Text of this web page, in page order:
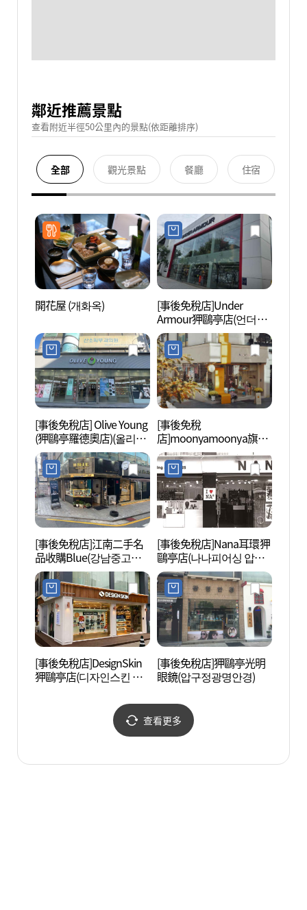
鄰近推薦景點
查看附近半徑50公里內的景點(依距離排序)
全部 觀光景點 餐廳 住宿
開花屋 (개화옥)
[事後免稅店]Under
Armour狎鷗亭店(언더아
머 압구정점)
[事後免稅店] Olive Young
(狎鷗亭羅德奧店)(올리브
영 압구정로데오점)
[事後免稅
店]moonyamoonya旗艦
店(무냐무냐 플래그십스
토어)
[事後免稅店]江南二手名
品收購Blue(강남중고명
품매입블루)
[事後免稅店]Nana耳環狎
鷗亭店(나나피어싱 압구
정점)
[事後免稅店]DesignSkin
狎鷗亭店(디자인스킨 압
[事後免稅店]狎鷗亭光明
眼鏡(압구정광명안경)
查看更多